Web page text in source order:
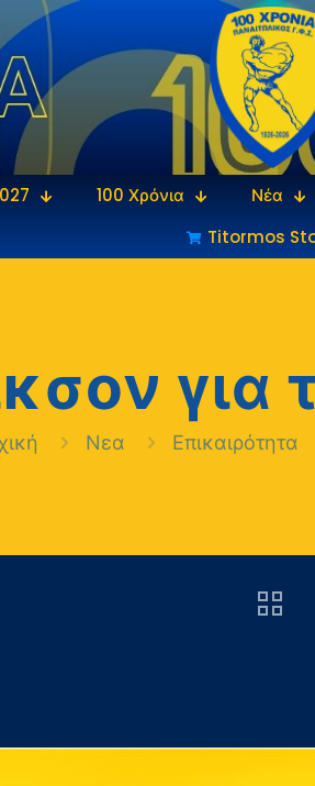
100 Χρόνια Νέα
Titormos
για
Νεα Επικαιρότητα